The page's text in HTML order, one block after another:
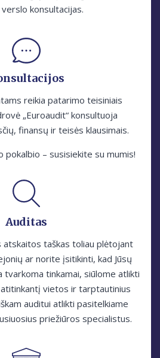
konsultacijas.
reikia patarimo teisiniais
„Euroаudit“ konsultuoja
finansų ir teisės klausimais.
pokalbio – susisiekite su mumis!
Auditas
atskaitos taškas toliau plėtojant
ar norite įsitikinti, kad Jūsų
tinkamai, siūlome atlikti
vietos ir tarptautinius
auditui atlikti pasitelkiame
priežiūros specialistus.